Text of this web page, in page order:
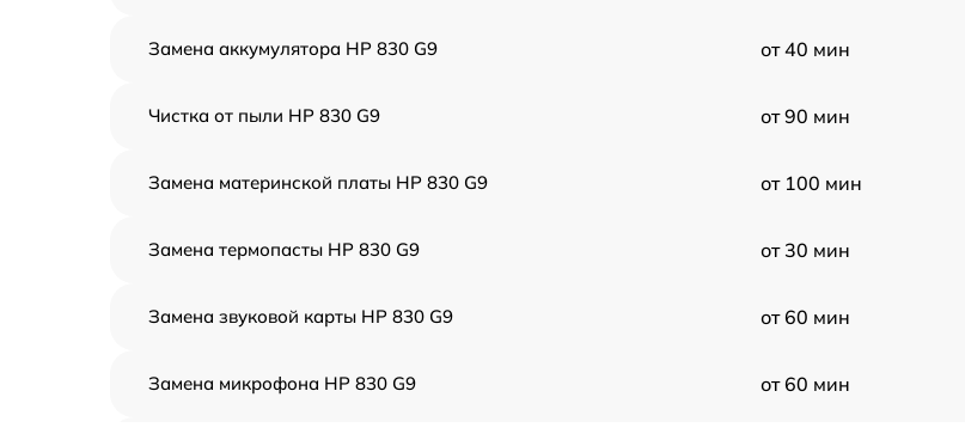
Замена аккумулятора HP 830 G9 от 40 мин
Чистка от пыли HP 830 G9 от 90 мин
Замена материнской платы HP 830 G9 от 100 мин
Замена термопасты HP 830 G9 от 30 мин
Замена звуковой карты HP 830 G9 от 60 мин
Замена микрофона HP 830 G9 от 60 мин